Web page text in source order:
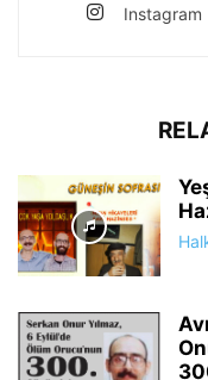
Instagram